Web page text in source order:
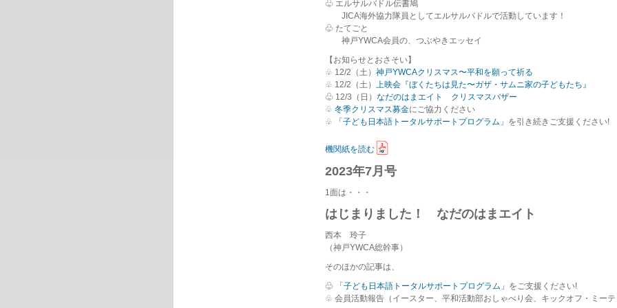
♧ エルサルバドル伝書鳩
JICA海外協力隊員としてエルサルバドルで活動しています！
♧ たてごと
神戸YWCA会員の、つぶやきエッセイ
【お知らせとおさそい】
♧ 12/2（土） 神戸YWCAクリスマス〜平和を願って祈る
♧ 12/2（土） 上映会『ぼくたちは見た〜ガザ・サムニ家の子どもたち』
♧ 12/3（日） なだのはまエイト クリスマスバザー
♧ 冬季クリスマス募金にご協力ください
♧
「子ども日本語トータルサポートプログラム」 を引き続きご支援ください!
機関紙を読む
2023年7月号
1面は・・・
はじまりました！ なだのはまエイト
西本 玲子
（神戸YWCA総幹事）
そのほかの記事は、
♧
「子ども日本語トータルサポートプログラム」 をご支援ください!
♧ 会員活動報告（イースター、平和活動部おしゃべり会、キックオフ・ミー